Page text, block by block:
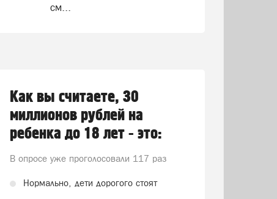
см...
Как вы считаете, 30
миллионов рублей на
ребенка до 18 лет - это:
В опросе уже проголосовали 117 раз
Нормально, дети дорогого стоят